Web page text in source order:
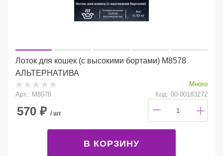
Лоток для кошек (с высокими бортами) М8578
АЛЬТЕРНАТИВА
Много
Арт.: М8578
Код: 00-00183272
570 ₽ / шт
В КОРЗИНУ